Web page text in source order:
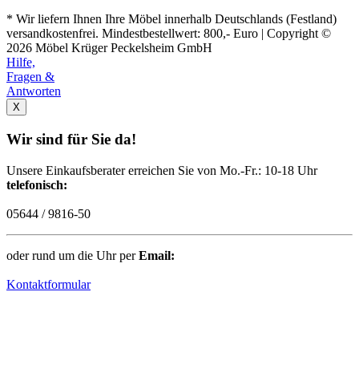
* Wir liefern Ihnen Ihre Möbel innerhalb Deutschlands (Festland)
versandkostenfrei. Mindestbestellwert: 800,- Euro | Copyright ©
2026 Möbel Krüger Peckelsheim GmbH
Hilfe,
Fragen &
Antworten
X
Wir sind für Sie da!
Unsere Einkaufsberater erreichen Sie von Mo.-Fr.: 10-18 Uhr
telefonisch:
05644 / 9816-50
oder rund um die Uhr perEmail:
Kontaktformular